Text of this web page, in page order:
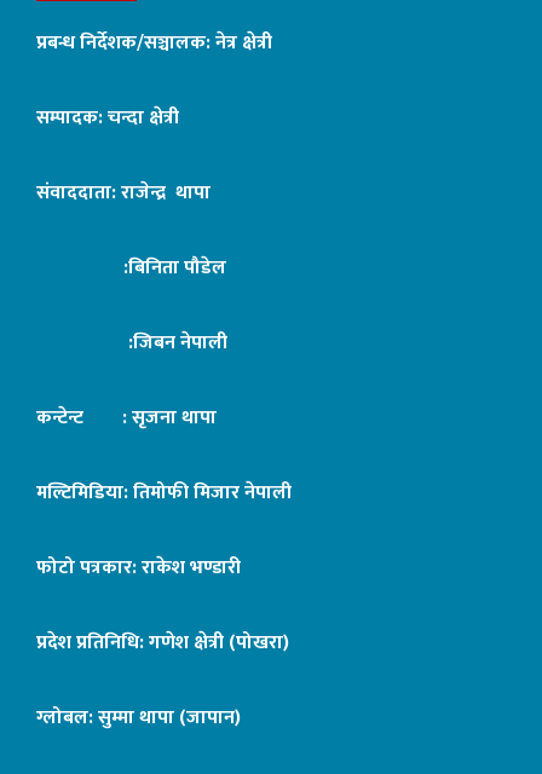
प्रबन्ध निर्देशक/सञ्चालक: नेत्र क्षेत्री
सम्पादक: चन्दा क्षेत्री
संवाददाता: राजेन्द्र थापा
:बिनिता पौडेल
:जिबन नेपाली
कन्टेन्ट : सृजना थापा
मल्टिमिडिया: तिमोफी मिजार नेपाली
फोटो पत्रकार: राकेश भण्डारी
प्रदेश प्रतिनिधि: गणेश क्षेत्री (पोखरा)
ग्लोबल: सुम्मा थापा (जापान)